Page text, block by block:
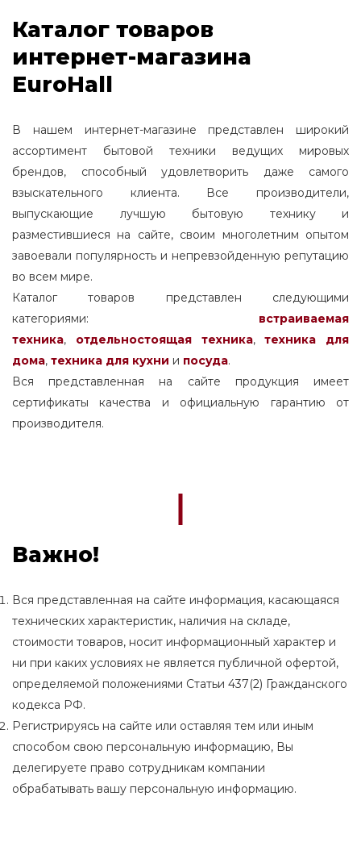
Каталог товаров
интернет-магазина
EuroHall
В нашем интернет-магазине представлен широкий
ассортимент бытовой техники ведущих мировых
брендов, способный удовлетворить даже самого
взыскательного клиента. Все производители,
выпускающие лучшую бытовую технику и
разместившиеся на сайте, своим многолетним опытом
завоевали популярность и непревзойденную репутацию
во всем мире.
Каталог товаров представлен следующими
категориями: встраиваемая
техника, отдельностоящаятехника,
техника для
дома, техника для кухни и посуда.
Вся представленная на сайте продукция имеет
сертификаты качества и официальную гарантию от
производителя.
Важно!
Вся представленная на сайте информация, касающаяся
технических характеристик, наличия на складе,
стоимости товаров, носит информационный характер и
ни при каких условиях не является публичной офертой,
определяемой положениями Статьи 437(2) Гражданского
кодекса РФ.
Регистрируясь на сайте или оставляя тем или иным
способом свою персональную информацию, Вы
делегируете право сотрудникам компании
обрабатывать вашу персональную информацию.